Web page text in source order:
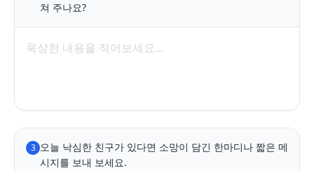
쳐 주나요?
3 오늘 낙심한 친구가 있다면 소망이 담긴 한마디나 짧은 메
시지를 보내 보세요.